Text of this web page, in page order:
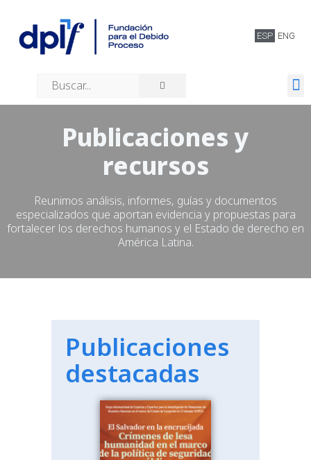
ESP ENG
Publicaciones y
recursos
Reunimos análisis, informes, guías y documentos
especializados que aportan evidencia y propuestas para
fortalecer los derechos humanos y el Estado de derecho en
América Latina.
Publicaciones
destacadas